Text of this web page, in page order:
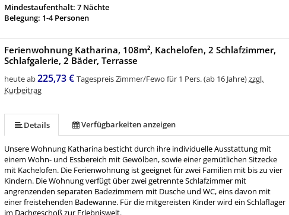
Mindestaufenthalt: 7 Nächte
Belegung: 1-4 Personen
Ferienwohnung Katharina, 108m², Kachelofen, 2 Schlafzimmer,
Schlafgalerie, 2 Bäder, Terrasse
heute ab225,73 € Tagespreis Zimmer/Fewo für 1 Pers. (ab 16 Jahre)zzgl.
Kurbeitrag
Details Verfügbarkeiten anzeigen
Unsere Wohnung Katharina besticht durch ihre individuelle Ausstattung mit
einem Wohn- und Essbereich mit Gewölben, sowie einer gemütlichen Sitzecke
mit Kachelofen. Die Ferienwohnung ist geeignet für zwei Familien mit bis zu vier
Kindern. Die Wohnung verfügt über zwei getrennte Schlafzimmer mit
angrenzenden separaten Badezimmern mit Dusche und WC, eins davon mit
einer freistehenden Badewanne. Für die mitgereisten Kinder wird ein Schlaflager
im Dachgeschoß zur Erlebniswelt.